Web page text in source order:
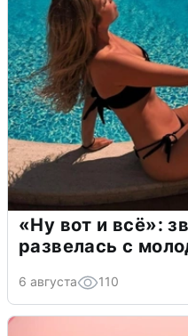
«Ну вот и всё»:
развелась с
6 августа 110